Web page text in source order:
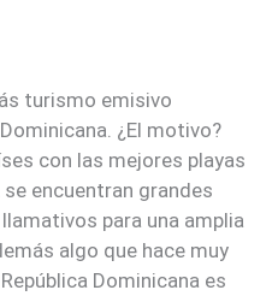
turismo emisivo
¿El motivo?
con las mejores playas
se encuentran grandes
para una amplia
algo que hace muy
Dominicana es